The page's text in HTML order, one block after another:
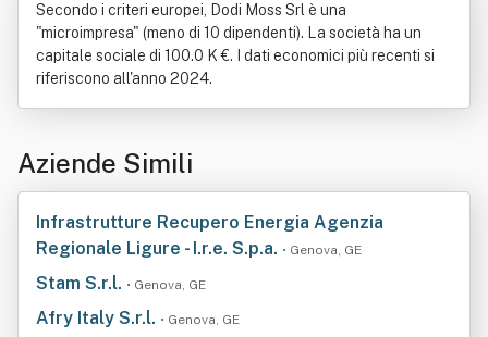
Secondo i criteri europei, Dodi Moss Srl è una
"microimpresa" (meno di 10 dipendenti). La società ha un
capitale sociale di 100.0 K €. I dati economici più recenti si
riferiscono all'anno 2024.
Aziende Simili
Infrastrutture Recupero Energia Agenzia
Regionale Ligure - I.r.e. S.p.a. • Genova, GE
Stam S.r.l. • Genova, GE
Afry Italy S.r.l. • Genova, GE